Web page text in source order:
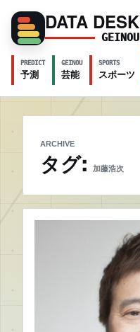
DATA DESK
GEINOU
PREDICT
予測
GEINOU
芸能
SPORTS
スポーツ
ARCHIVE
タグ: 加藤浩次